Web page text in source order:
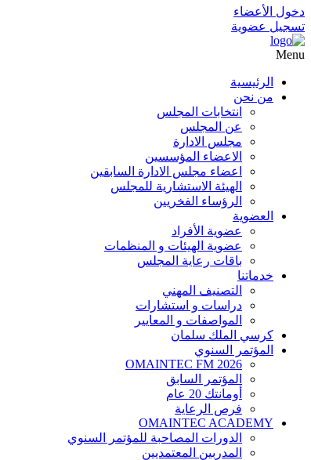
دخول الأعضاء
تسجيل عضوية
Menu
الرئيسية
من نحن
انتخابات المجلس
عن المجلس
مجلس الادارة
الاعضاء المؤسسين
اعضاء مجلس الادارة السابقين
الهيئة الاستشارية للمجلس
الرؤساء الفخريين
العضوية
عضوية الأفراد
عضوية الهيئات و المنظمات
باقات رعاية المجلس
خدماتنا
التصنيف المهني
دراسات و استشارات
المواصفات و المعايير
كرسي الملك سلمان
المؤتمر السنوي
OMAINTEC FM 2026
المؤتمر السابق
أومانتك 20 عام
فرص الرعاية
OMAINTEC ACADEMY
الدورات المصاحبة للمؤتمر السنوي
المدربين المعتمديين